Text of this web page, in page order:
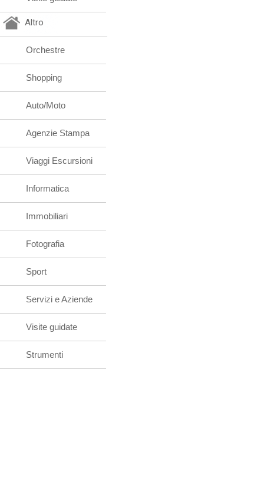
Altro
Orchestre
Shopping
Auto/Moto
Agenzie Stampa
Viaggi Escursioni
Informatica
Immobiliari
Fotografia
Sport
Servizi e Aziende
Visite guidate
Strumenti